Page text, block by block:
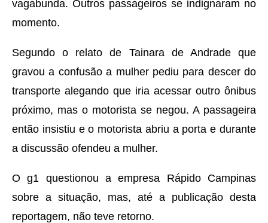
vagabunda. Outros passageiros se indignaram no
momento.
Segundo o relato de Tainara de Andrade que
gravou a confusão a mulher pediu para descer do
transporte alegando que iria acessar outro ônibus
próximo, mas o motorista se negou. A passageira
então insistiu e o motorista abriu a porta e durante
a discussão ofendeu a mulher.
O g1 questionou a empresa Rápido Campinas
sobre a situação, mas, até a publicação desta
reportagem, não teve retorno.